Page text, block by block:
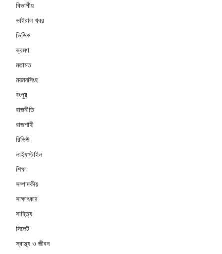
বিভাগীয়
ভাইরাল খবর
ভিডিও
ভ্রমণ
মতামত
ময়মনসিংহ
রংপুর
রাজনীতি
রাজশাহী
রিভিউ
লাইফস্টাইল
শিক্ষা
সম্পাদকীয়
সাক্ষাৎকার
সাহিত্য
সিলেট
স্বাস্থ্য ও জীবন